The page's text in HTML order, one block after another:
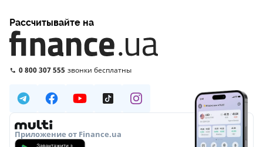
Рассчитывайте на
0 800 307 555 звонки бесплатны
Приложение от Finance.ua